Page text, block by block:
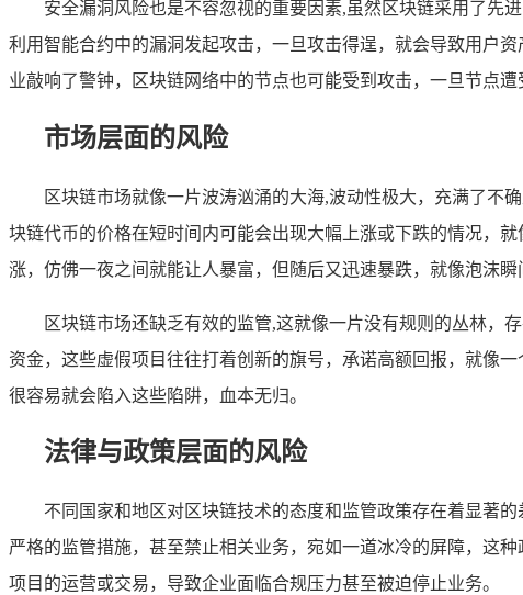
安全漏洞风险也是不容忽视的重要因素,虽然区块链采用了先
利用智能合约中的漏洞发起攻击，一旦攻击得逞，就会导致用户
业敲响了警钟，区块链网络中的节点也可能受到攻击，一旦节点
市场层面的风险
区块链市场就像一片波涛汹涌的大海,波动性极大，充满了不
块链代币的价格在短时间内可能会出现大幅上涨或下跌的情况，
涨，仿佛一夜之间就能让人暴富，但随后又迅速暴跌，就像泡沫
区块链市场还缺乏有效的监管,这就像一片没有规则的丛林，
资金，这些虚假项目往往打着创新的旗号，承诺高额回报，就像
很容易就会陷入这些陷阱，血本无归。
法律与政策层面的风险
不同国家和地区对区块链技术的态度和监管政策存在着显著
严格的监管措施，甚至禁止相关业务，宛如一道冰冷的屏障，这
项目的运营或交易，导致企业面临合规压力甚至被迫停止业务。